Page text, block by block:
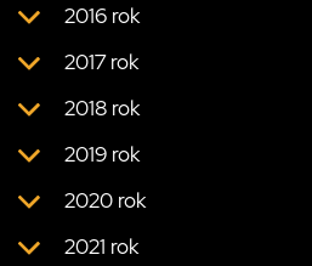
2016 rok
2017 rok
2018 rok
2019 rok
2020 rok
2021 rok